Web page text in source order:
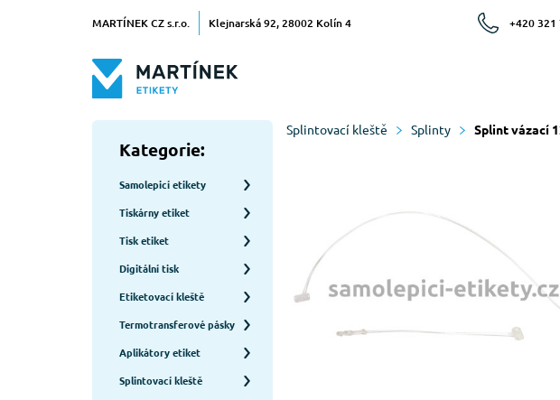
MARTÍNEK CZ s.r.o. Klejnarská 92, 28002 Kolín 4 +420 321
Kategorie:
Samolepicí etikety
Tiskárny etiket
Tisk etiket
Digitální tisk
Etiketovací kleště
Termotransferové pásky
Aplikátory etiket
Splintovací kleště
Splintovací kleště Splinty Splint vázací